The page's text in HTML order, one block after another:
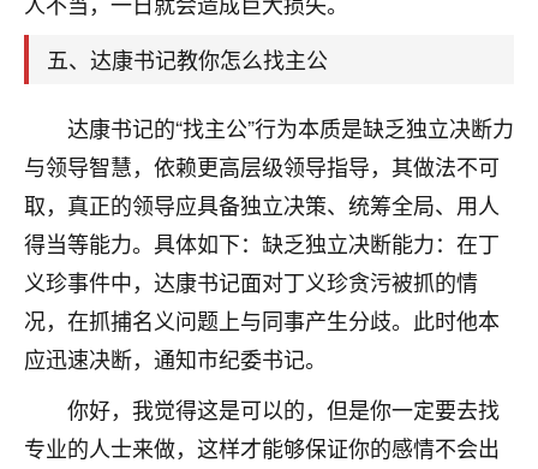
五、达康书记教你怎么找主公
达康书记的“找主公”行为本质是缺乏独立决断力
与领导智慧，依赖更高层级领导指导，其做法不可
取，真正的领导应具备独立决策、统筹全局、用人
得当等能力。具体如下：缺乏独立决断能力：在丁
义珍事件中，达康书记面对丁义珍贪污被抓的情
况，在抓捕名义问题上与同事产生分歧。此时他本
应迅速决断，通知市纪委书记。
你好，我觉得这是可以的，但是你一定要去找
专业的人士来做，这样才能够保证你的感情不会出
后，我以为都没戏了，结果开年一上班，开会提拔升
3000，非常开心，无论如何，感恩感谢！🙏🏻
鹿森：恭喜升职加薪！！，请客吗？�
12小时前 来自北京 32
心心相印
我身体不太好，总是病病殃殃的，去检查又没什么大
问题，反正就是不舒服。中医西医看遍了，找不到问
题，后来无意中看到有人推荐慧来老师，跟老师聊过
之后，心情豁然开朗，也听老师建议，处理了一些因
果问题。今年以来，身体比以前好多，主要是心情好
了，老师说境随心转，现在深有体会了。